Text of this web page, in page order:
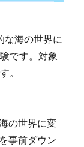
な海の世界に
です。対象
。
の世界に変
事前ダウン